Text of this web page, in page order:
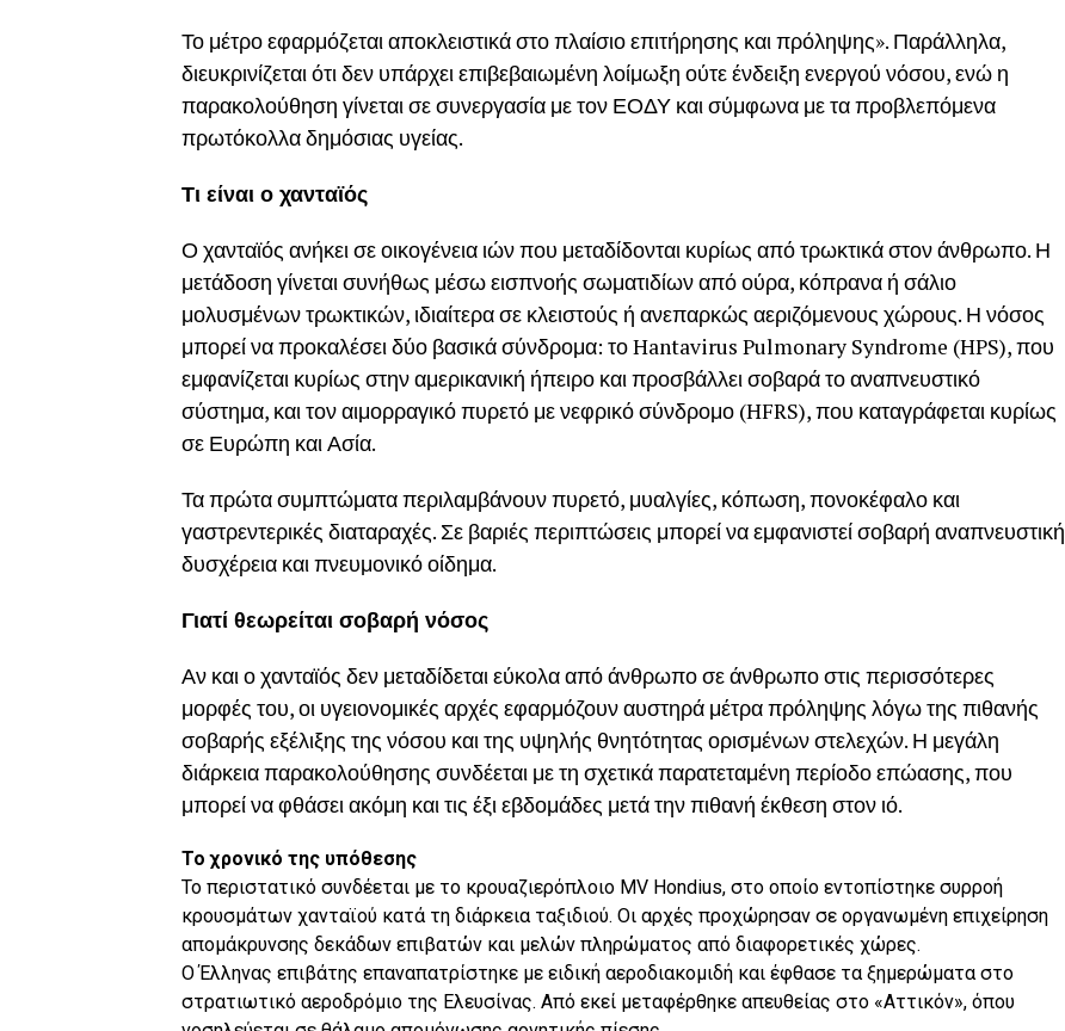
Το μέτρο εφαρμόζεται αποκλειστικά στο πλαίσιο επιτήρησης και πρόληψης». Παράλληλα,
διευκρινίζεται ότι δεν υπάρχει επιβεβαιωμένη λοίμωξη ούτε ένδειξη ενεργού νόσου, ενώ η
παρακολούθηση γίνεται σε συνεργασία με τον ΕΟΔΥ και σύμφωνα με τα προβλεπόμενα
πρωτόκολλα δημόσιας υγείας.
Τι είναι ο χανταϊός
Ο χανταϊός ανήκει σε οικογένεια ιών που μεταδίδονται κυρίως από τρωκτικά στον άνθρωπο. Η
μετάδοση γίνεται συνήθως μέσω εισπνοής σωματιδίων από ούρα, κόπρανα ή σάλιο
μολυσμένων τρωκτικών, ιδιαίτερα σε κλειστούς ή ανεπαρκώς αεριζόμενους χώρους. Η νόσος
μπορεί να προκαλέσει δύο βασικά σύνδρομα: το Hantavirus Pulmonary Syndrome (HPS), που
εμφανίζεται κυρίως στην αμερικανική ήπειρο και προσβάλλει σοβαρά το αναπνευστικό
σύστημα, και τον αιμορραγικό πυρετό με νεφρικό σύνδρομο (HFRS), που καταγράφεται κυρίως
σε Ευρώπη και Ασία.
Τα πρώτα συμπτώματα περιλαμβάνουν πυρετό, μυαλγίες, κόπωση, πονοκέφαλο και
γαστρεντερικές διαταραχές. Σε βαριές περιπτώσεις μπορεί να εμφανιστεί σοβαρή αναπνευστική
δυσχέρεια και πνευμονικό οίδημα.
Γιατί θεωρείται σοβαρή νόσος
Αν και ο χανταϊός δεν μεταδίδεται εύκολα από άνθρωπο σε άνθρωπο στις περισσότερες
μορφές του, οι υγειονομικές αρχές εφαρμόζουν αυστηρά μέτρα πρόληψης λόγω της πιθανής
σοβαρής εξέλιξης της νόσου και της υψηλής θνητότητας ορισμένων στελεχών. Η μεγάλη
διάρκεια παρακολούθησης συνδέεται με τη σχετικά παρατεταμένη περίοδο επώασης, που
μπορεί να φθάσει ακόμη και τις έξι εβδομάδες μετά την πιθανή έκθεση στον ιό.
Το χρονικό της υπόθεσης
Το περιστατικό συνδέεται με το κρουαζιερόπλοιο MV Hondius, στο οποίο εντοπίστηκε συρροή
κρουσμάτων χανταϊού κατά τη διάρκεια ταξιδιού. Οι αρχές προχώρησαν σε οργανωμένη επιχείρηση
απομάκρυνσης δεκάδων επιβατών και μελών πληρώματος από διαφορετικές χώρες.
Ο Έλληνας επιβάτης επαναπατρίστηκε με ειδική αεροδιακομιδή και έφθασε τα ξημερώματα στο
στρατιωτικό αεροδρόμιο της Ελευσίνας. Από εκεί μεταφέρθηκε απευθείας στο «Αττικόν», όπου